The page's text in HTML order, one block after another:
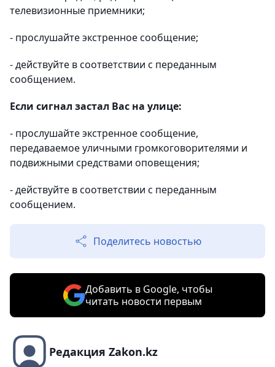
телевизионные приемники;
- прослушайте экстренное сообщение;
- действуйте в соответствии с переданным
сообщением.
Если сигнал застал Вас на улице:
- прослушайте экстренное сообщение,
передаваемое уличными громкоговорителями и
подвижными средствами оповещения;
- действуйте в соответствии с переданным
сообщением.
Поделитесь новостью
Добавить в Google, чтобы
читать новости первым
Редакция Zakon.kz